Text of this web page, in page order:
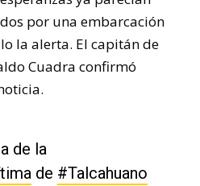
por una embarcación
la alerta. El capitán de
Cuadra confirmó
de la
de #Talcahuano